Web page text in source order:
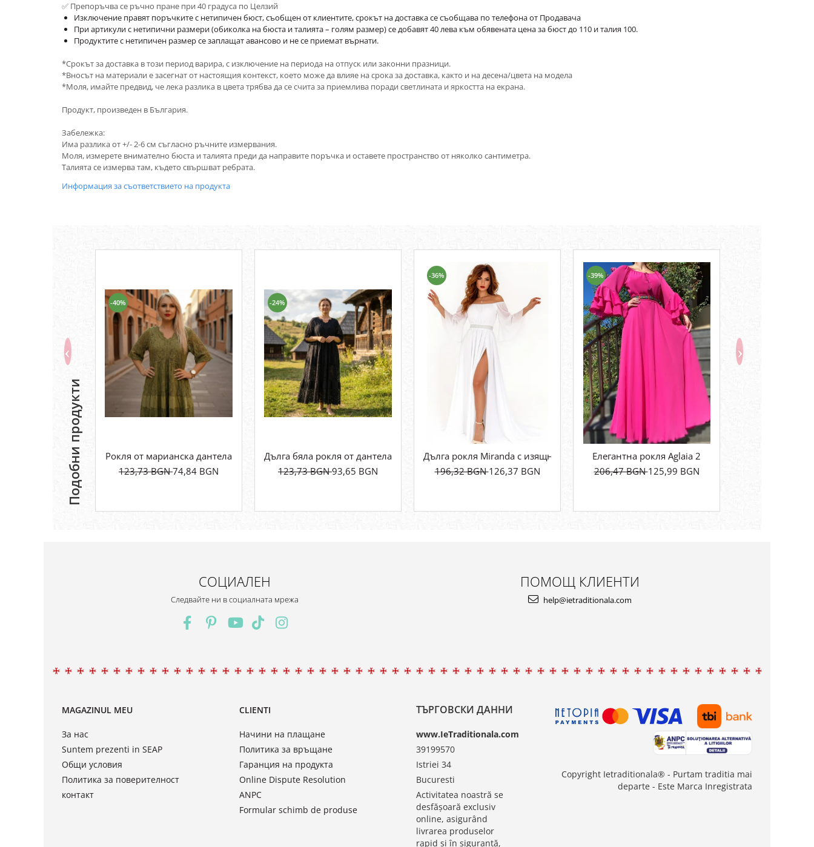
✅ Препоръчва се ръчно пране при 40 градуса по Целзий
Изключение правят поръчките с нетипичен бюст, съобщен от клиентите, срокът на доставка се съобщава по телефона от Продавача
При артикули с нетипични размери (обиколка на бюста и талията – голям размер) се добавят 40 лева към обявената цена за бюст до 110 и талия 100.
Продуктите с нетипичен размер се заплащат авансово и не се приемат върнати.
*Срокът за доставка в този период варира, с изключение на периода на отпуск или законни празници.
*Вносът на материали е засегнат от настоящия контекст, което може да влияе на срока за доставка, както и на десена/цвета на модела
*Моля, имайте предвид, че лека разлика в цвета трябва да се счита за приемлива поради светлината и яркостта на екрана.
Продукт, произведен в България.
Забележка:
Има разлика от +/- 2-6 см съгласно ръчните измервания.
Моля, измерете внимателно бюста и талията преди да направите поръчка и оставете пространство от няколко сантиметра.
Талията се измерва там, където свършват ребрата.
Информация за съответствието на продукта
Подобни продукти
-40%
Рокля от марианска дантела
123,73 BGN74,84 BGN
-24%
Дълга бяла рокля от дантела и памук – елегантен, ефирен модел
123,73 BGN93,65 BGN
-36%
Дълга рокля Miranda с изящни 2
196,32 BGN126,37 BGN
-39%
Елегантна рокля Aglaia 2
206,47 BGN125,99 BGN
СОЦИАЛЕН
Следвайте ни в социалната мрежа
ПОМОЩ КЛИЕНТИ
help@ietraditionala.com
MAGAZINUL MEU
За нас
Suntem prezenti in SEAP
Общи условия
Политика за поверителност
контакт
CLIENTI
Начини на плащане
Политика за връщане
Гаранция на продукта
Online Dispute Resolution
ANPC
Formular schimb de produse
ТЪРГОВСКИ ДАННИ
www.IeTraditionala.com
39199570
Istriei 34
Bucuresti
Activitatea noastră se
desfășoară exclusiv
online, asigurând
livrarea produselor
rapid și în siguranță,
Copyright Ietraditionala® - Purtam traditia mai
departe - Este Marca Inregistrata